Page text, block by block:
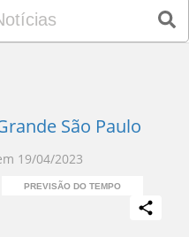
São Paulo
19/04/2023
PREVISÃO DO TEMPO